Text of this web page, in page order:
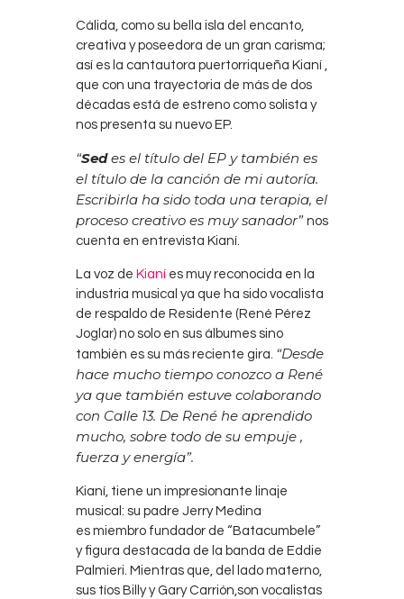
Cálida, como su bella isla del encanto,
creativa y poseedora de un gran carisma;
así es la cantautora puertorriqueña Kianí ,
que con una trayectoria de más de dos
décadas está de estreno como solista y
nos presenta su nuevo EP.
“Sed es el título del EP y también es
el título de la canción de mi autoría.
Escribirla ha sido toda una terapia, el
proceso creativo es muy sanador” nos
cuenta en entrevista Kianí.
La voz de Kianí es muy reconocida en la
industria musical ya que ha sido vocalista
de respaldo de Residente (René Pérez
Joglar) no solo en sus álbumes sino
también es su más reciente gira. “Desde
hace mucho tiempo conozco a René
ya que también estuve colaborando
con Calle 13. De René he aprendido
mucho, sobre todo de su empuje ,
fuerza y energía”.
Kianí, tiene un impresionante linaje
musical: su padre Jerry Medina
es miembro fundador de “Batacumbele”
y figura destacada de la banda de Eddie
Palmieri. Mientras que, del lado materno,
sus tíos Billy y Gary Carrión,son vocalistas